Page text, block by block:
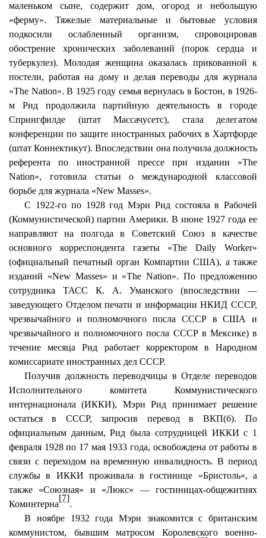
маленьком сыне, содержит дом, огород и небольшую
«ферму». Тяжелые материальные и бытовые условия
подкосили ослабленный организм, спровоцировав
обострение хронических заболеваний (порок сердца и
туберкулез). Молодая женщина оказалась прикованной к
постели, работая на дому и делая переводы для журнала
«The Nation». В 1925 году семья вернулась в Бостон, в 1926-
м Рид продолжила партийную деятельность в городе
Спрингфилде (штат Массачусетс), стала делегатом
конференции по защите иностранных рабочих в Хартфорде
(штат Коннектикут). Впоследствии она получила должность
референта по иностранной прессе при издании «The
Nation», готовила статьи о международной классовой
борьбе для журнала «New Masses».
С 1922-го по 1928 год Мэри Рид состояла в Рабочей
(Коммунистической) партии Америки. В июне 1927 года ее
направляют на полгода в Советский Союз в качестве
основного корреспондента газеты «The Daily Worker»
(официальный печатный орган Компартии США), а также
изданий «New Masses» и «The Nation». По предложению
сотрудника ТАСС К. А. Уманского (впоследствии —
заведующего Отделом печати и информации НКИД СССР,
чрезвычайного и полномочного посла СССР в США и
чрезвычайного и полномочного посла СССР в Мексике) в
течение месяца Рид работает корректором в Народном
комиссариате иностранных дел СССР.
Получив должность переводчицы в Отделе переводов
Исполнительного комитета Коммунистического
интернационала (ИККИ), Мэри Рид принимает решение
остаться в СССР, запросив перевод в ВКП(б). По
официальным данным, Рид была сотрудницей ИККИ с 1
февраля 1928 по 17 мая 1933 года, освобождена от работы в
связи с переходом на временную инвалидность. В период
службы в ИККИ проживала в гостинице «Бристоль», а
также «Союзная» и «Люкс» — гостиницах-общежитиях
Коминтерна
[7]
.
В ноябре 1932 года Мэри знакомится с британским
коммунистом, бывшим матросом Королевского военно-